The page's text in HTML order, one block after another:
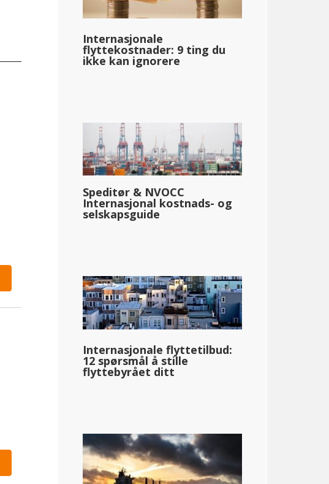
&dollar;77 229
Internasjonale
flyttekostnader: 9 ting du
ikke kan ignorere
Speditør & NVOCC
Internasjonal kostnads- og
selskapsguide
Internasjonale flyttetilbud:
12 spørsmål å stille
flyttebyrået ditt